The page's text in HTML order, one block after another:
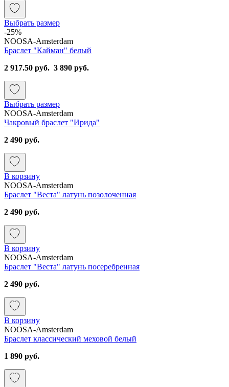
Выбрать размер
-25%
NOOSA-Amsterdam
Браслет "Кайман" белый
2 917.50 руб. 3 890 руб.
Выбрать размер
NOOSA-Amsterdam
Чакровый браслет "Ирида"
2 490 руб.
В корзину
NOOSA-Amsterdam
Браслет "Веста" латунь позолоченная
2 490 руб.
В корзину
NOOSA-Amsterdam
Браслет "Веста" латунь посеребренная
2 490 руб.
В корзину
NOOSA-Amsterdam
Браслет классический меховой белый
1 890 руб.